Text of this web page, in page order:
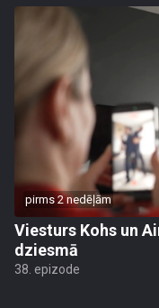
pirms 2 nedēļām
Viesturs Kohs un
dziesmā
38. epizode